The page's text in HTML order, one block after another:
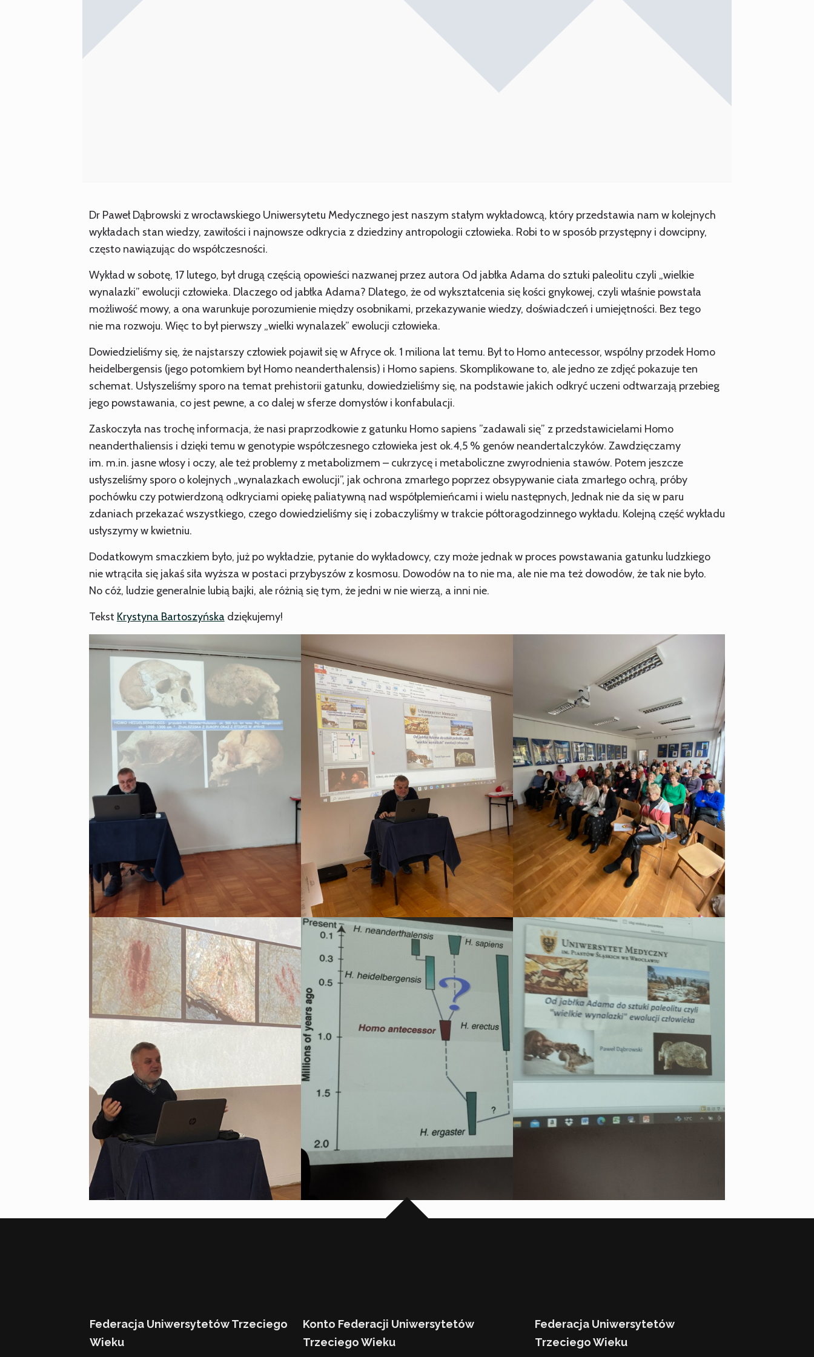
Dr Paweł Dąbrowski z wrocławskiego Uniwersytetu Medycznego jest naszym stałym wykładowcą, który przedstawia nam w kolejnych
wykładach stan wiedzy, zawiłości i najnowsze odkrycia z dziedziny antropologii człowieka. Robi to w sposób przystępny i dowcipny,
często nawiązując do współczesności.
Wykład w sobotę, 17 lutego, był drugą częścią opowieści nazwanej przez autora Od jabłka Adama do sztuki paleolitu czyli „wielkie
wynalazki” ewolucji człowieka. Dlaczego od jabłka Adama? Dlatego, że od wykształcenia się kości gnykowej, czyli właśnie powstała
możliwość mowy, a ona warunkuje porozumienie między osobnikami, przekazywanie wiedzy, doświadczeń i umiejętności. Bez tego
nie ma rozwoju. Więc to był pierwszy „wielki wynalazek” ewolucji człowieka.
Dowiedzieliśmy się, że najstarszy człowiek pojawił się w Afryce ok. 1 miliona lat temu. Był to Homo antecessor, wspólny przodek Homo
heidelbergensis (jego potomkiem był Homo neanderthalensis) i Homo sapiens. Skomplikowane to, ale jedno ze zdjęć pokazuje ten
schemat. Usłyszeliśmy sporo na temat prehistorii gatunku, dowiedzieliśmy się, na podstawie jakich odkryć uczeni odtwarzają przebieg
jego powstawania, co jest pewne, a co dalej w sferze domysłów i konfabulacji.
Zaskoczyła nas trochę informacja, że nasi praprzodkowie z gatunku Homo sapiens ”zadawali się” z przedstawicielami Homo
neanderthaliensis i dzięki temu w genotypie współczesnego człowieka jest ok.4,5 % genów neandertalczyków. Zawdzięczamy
im. m.in. jasne włosy i oczy, ale też problemy z metabolizmem – cukrzycę i metaboliczne zwyrodnienia stawów. Potem jeszcze
usłyszeliśmy sporo o kolejnych „wynalazkach ewolucji”, jak ochrona zmarłego poprzez obsypywanie ciała zmarłego ochrą, próby
pochówku czy potwierdzoną odkryciami opiekę paliatywną nad współplemieńcami i wielu następnych, Jednak nie da się w paru
zdaniach przekazać wszystkiego, czego dowiedzieliśmy się i zobaczyliśmy w trakcie półtoragodzinnego wykładu. Kolejną część wykładu
usłyszymy w kwietniu.
Dodatkowym smaczkiem było, już po wykładzie, pytanie do wykładowcy, czy może jednak w proces powstawania gatunku ludzkiego
nie wtrąciła się jakaś siła wyższa w postaci przybyszów z kosmosu. Dowodów na to nie ma, ale nie ma też dowodów, że tak nie było.
No cóż, ludzie generalnie lubią bajki, ale różnią się tym, że jedni w nie wierzą, a inni nie.
Tekst Krystyna Bartoszyńska dziękujemy!
Federacja Uniwersytetów Trzeciego
Wieku
Konto Federacji Uniwersytetów
Trzeciego Wieku
Federacja Uniwersytetów
Trzeciego Wieku